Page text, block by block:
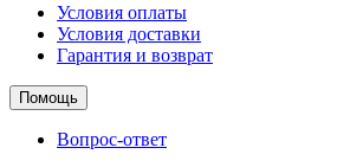
Условия оплаты
Условия доставки
Гарантия и возврат
Помощь
Вопрос-ответ